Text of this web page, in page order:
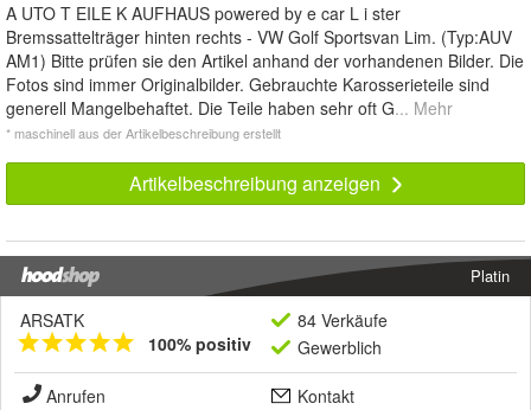
A UTO T EILE K AUFHAUS powered by e car L i ster
Bremssattelträger hinten rechts - VW Golf Sportsvan Lim. (Typ:AUV
AM1) Bitte prüfen sie den Artikel anhand der vorhandenen Bilder. Die
Fotos sind immer Originalbilder. Gebrauchte Karosserieteile sind
generell Mangelbehaftet. Die Teile haben sehr oft G... Mehr
* maschinell aus der Artikelbeschreibung erstellt
Artikelbeschreibung anzeigen
Platin
ARSATK
100% positiv
84 Verkäufe
Gewerblich
Anrufen
Kontakt